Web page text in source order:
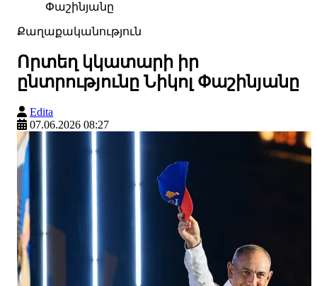
Փաշինյանը
Քաղաքականություն
Որտեղ կկատարի իր
ընտրությունը Նիկոլ Փաշինյանը
Edita
07.06.2026 08:27